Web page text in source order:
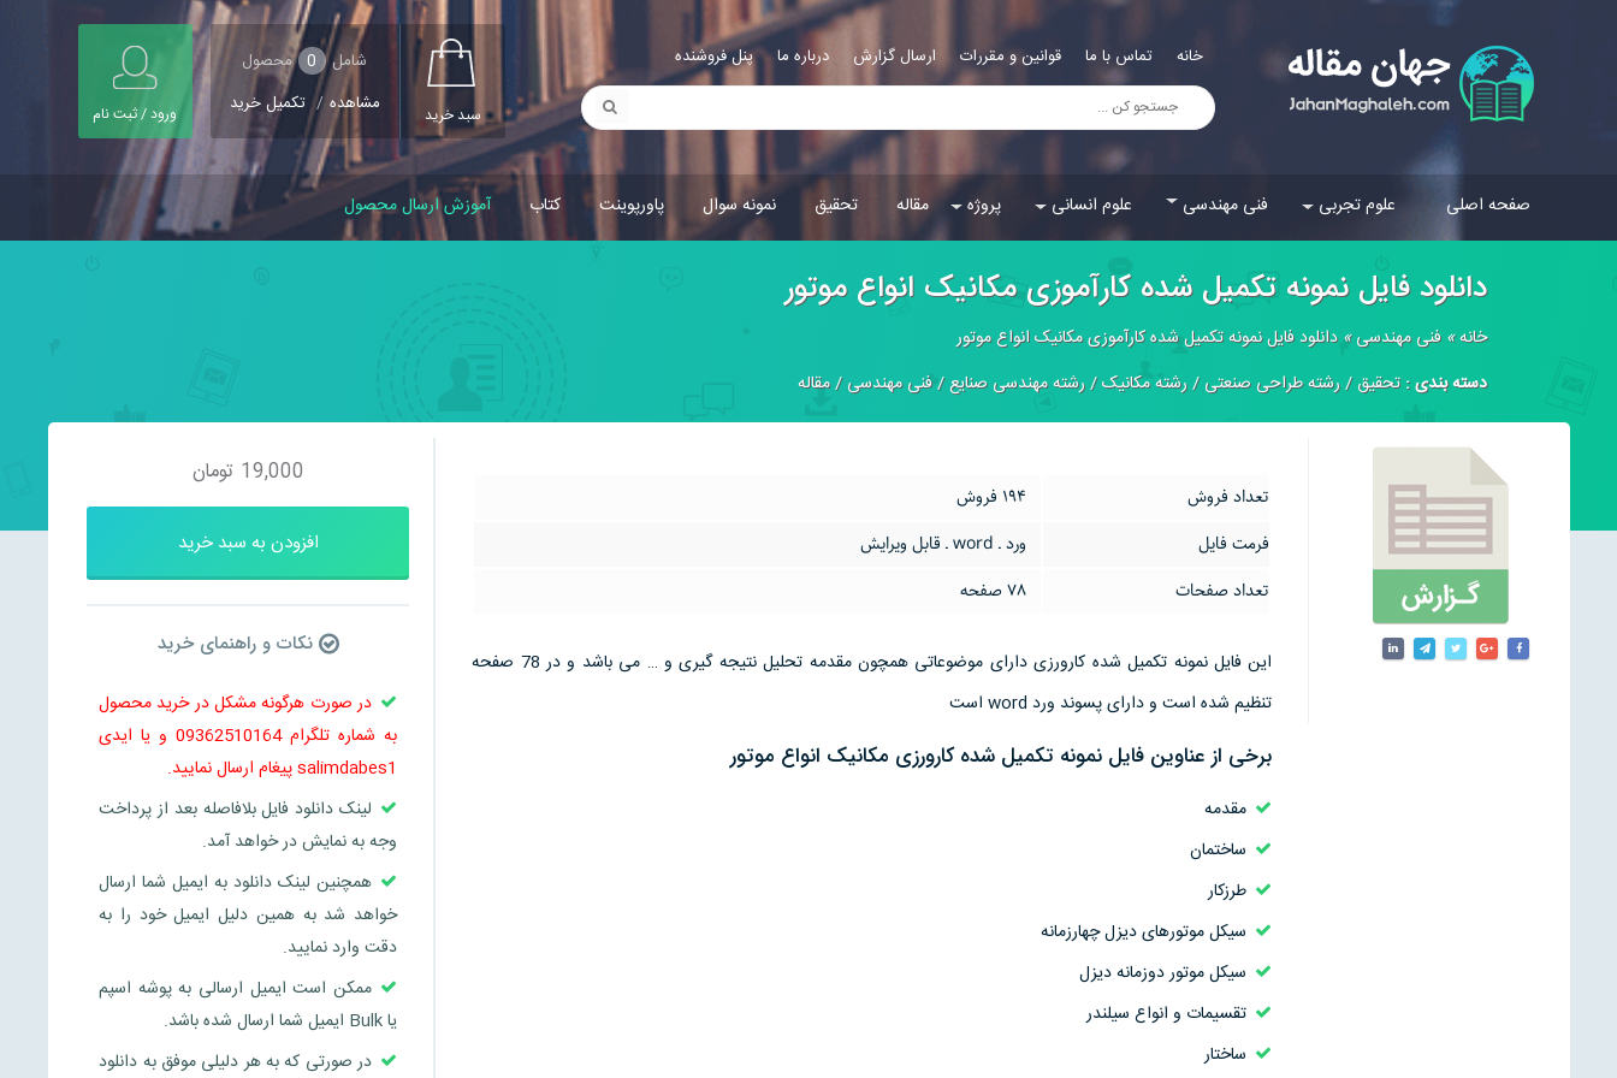
خانه تماس با ما قوانین و مقررات ارسال گزارش درباره ما پنل فروشنده
سبد خرید
شامل 0 محصول
مشاهده / تکمیل خرید ورود / ثبت نام
صفحه اصلی علوم تجربی فنی مهندسی علوم انسانی پروژه مقاله تحقیق نمونه سوال پاورپوینت کتاب آموزش ارسال محصول
دانلود فایل نمونه تکمیل شده کارآموزی مکانیک انواع موتور
خانه» فنی مهندسی» دانلود فایل نمونه تکمیل شده کارآموزی مکانیک انواع موتور
دسته بندی :تحقیق/رشته طراحی صنعتی/رشته مکانیک/رشته مهندسی صنایع/فنی مهندسی/مقاله
تعداد فروش
194 فروش
فرمت فایل
ورد ـ word ـ قابل ویرایش
تعداد صفحات
78 صفحه
این فایل نمونه تکمیل شده کارورزی دارای موضوعاتی همچون مقدمه تحلیل نتیجه گیری و … می باشد و در 78 صفحه
تنظیم شده است و دارای پسوند ورد word است
برخی از عناوین فایل نمونه تکمیل شده کارورزی مکانیک انواع موتور
مقدمه
ساختمان
طرزکار
سیکل موتورهای دیزل چهارزمانه
سیکل موتور دوزمانه دیزل
تقسیمات و انواع سیلندر
ساختار
19,000 تومان
افزودن به سبد خرید
نکات و راهنمای خرید
در صورت هرگونه مشکل در خرید محصول
به شماره تلگرام 09362510164 و یا ایدی
salimdabes1 پیغام ارسال نمایید.
لینک دانلود فایل بلافاصله بعد از پرداخت
وجه به نمایش در خواهد آمد.
همچنین لینک دانلود به ایمیل شما ارسال
خواهد شد به همین دلیل ایمیل خود را به
دقت وارد نمایید.
ممکن است ایمیل ارسالی به پوشه اسپم
یا Bulk ایمیل شما ارسال شده باشد.
در صورتی که به هر دلیلی موفق به دانلود